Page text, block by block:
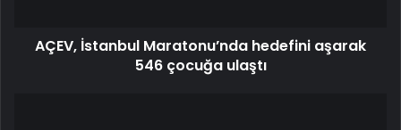
AÇEV, İstanbul Maratonu’nda hedefini aşarak
546 çocuğa ulaştı